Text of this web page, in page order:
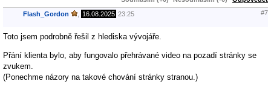
Flash_Gordon 16.08.2025 23:25 #7
Toto jsem podrobně řešil z hlediska vývojáře.
Přání klienta bylo, aby fungovalo přehrávané video na pozadí stránky se
zvukem.
(Ponechme názory na takové chování stránky stranou.)